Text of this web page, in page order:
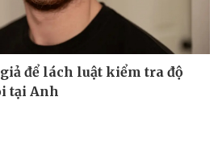
Multimedia
Ảnh
để lách luật kiểm tra độ
tại Anh